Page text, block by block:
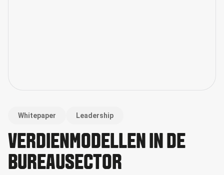
Whitepaper Leadership
VERDIENMODELLEN IN DE
BUREAUSECTOR